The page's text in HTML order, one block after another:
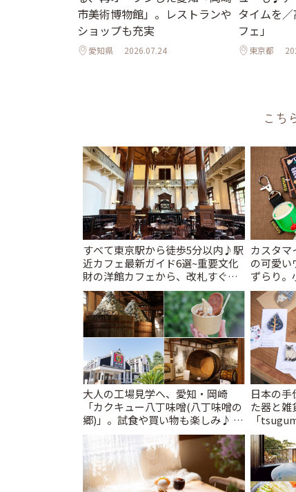
市美術博物館」。レストランや
ショップも充実
愛知県 2026.07.24
タイムを
フェ」
東京都
こち
すべて東京駅から徒歩5分以内♪駅
近カフェ最新ガイド6選~重要文化
財の洋館カフェから、改札すぐの
レトロ喫茶まで~ | ことりっぷ
カスタマ
の可愛い
ずらり
T&K」 |
大人の工場見学へ、愛知・岡崎
「カクキュー八丁味噌(八丁味噌の
郷)」。試食や買い物も楽しみ♪ |
ことりっぷ
日本の手
た器と雑
「